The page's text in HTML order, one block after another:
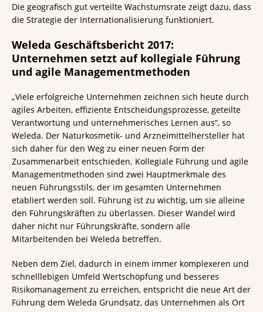
Die geografisch gut verteilte Wachstumsrate zeigt dazu, dass
die Strategie der Internationalisierung funktioniert.
Weleda Geschäftsbericht 2017:
Unternehmen setzt auf kollegiale Führung
und agile Managementmethoden
„Viele erfolgreiche Unternehmen zeichnen sich heute durch
agiles Arbeiten, effiziente Entscheidungsprozesse, geteilte
Verantwortung und unternehmerisches Lernen aus“, so
Weleda. Der Naturkosmetik- und Arzneimittelhersteller hat
sich daher für den Weg zu einer neuen Form der
Zusammenarbeit entschieden. Kollegiale Führung und agile
Managementmethoden sind zwei Hauptmerkmale des
neuen Führungsstils, der im gesamten Unternehmen
etabliert werden soll. Führung ist zu wichtig, um sie alleine
den Führungskräften zu überlassen. Dieser Wandel wird
daher nicht nur Führungskräfte, sondern alle
Mitarbeitenden bei Weleda betreffen.
Neben dem Ziel, dadurch in einem immer komplexeren und
schnelllebigen Umfeld Wertschöpfung und besseres
Risikomanagement zu erreichen, entspricht die neue Art der
Führung dem Weleda Grundsatz, das Unternehmen als Ort